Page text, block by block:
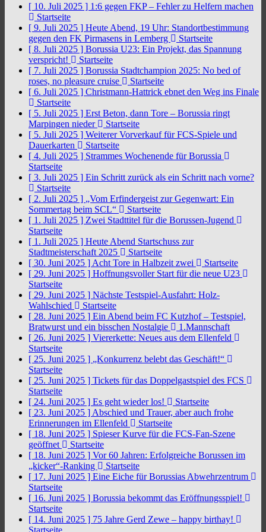
[ 10. Juli 2025 ] 1:6 gegen FKP – Fehler zu Helfern machen
Startseite
[ 9. Juli 2025 ] Heute Abend, 19 Uhr: Standortbestimmung
gegen den FK Pirmasens in Lemberg
Startseite
[ 8. Juli 2025 ] Borussia U23: Ein Projekt, das Spannung
verspricht!
Startseite
[ 7. Juli 2025 ] Borussia Stadtchampion 2025: No bed of
roses, no pleasure cruise
Startseite
[ 6. Juli 2025 ] Christmann-Hattrick ebnet den Weg ins Finale
Startseite
[ 5. Juli 2025 ] Erst Beton, dann Tore – Borussia ringt
Marpingen nieder
Startseite
[ 5. Juli 2025 ] Weiterer Vorverkauf für FCS-Spiele und
Dauerkarten
Startseite
[ 4. Juli 2025 ] Strammes Wochenende für Borussia
Startseite
[ 3. Juli 2025 ] Ein Schritt zurück als ein Schritt nach vorne?
Startseite
[ 2. Juli 2025 ] „Vom Erfindergeist zur Gegenwart: Ein
Sommertag beim SCL“
Startseite
[ 1. Juli 2025 ] Zwei Stadttitel für die Borussen-Jugend
Startseite
[ 1. Juli 2025 ] Heute Abend Startschuss zur
Stadtmeisterschaft 2025
Startseite
[ 30. Juni 2025 ] Acht Tore in Halbzeit zwei
Startseite
[ 29. Juni 2025 ] Hoffnungsvoller Start für die neue U23
Startseite
[ 29. Juni 2025 ] Nächste Testspiel-Ausfahrt: Holz-
Wahlschied
Startseite
[ 28. Juni 2025 ] Ein Abend beim FC Kutzhof – Testspiel,
Bratwurst und ein bisschen Nostalgie
1.Mannschaft
[ 26. Juni 2025 ] Viererkette: Neues aus dem Ellenfeld
Startseite
[ 25. Juni 2025 ] „Konkurrenz belebt das Geschäft!“
Startseite
[ 25. Juni 2025 ] Tickets für das Doppelgastspiel des FCS
Startseite
[ 24. Juni 2025 ] Es geht wieder los!
Startseite
[ 23. Juni 2025 ] Abschied und Trauer, aber auch frohe
Erinnerungen im Ellenfeld
Startseite
[ 18. Juni 2025 ] Spieser Kurve für die FCS-Fan-Szene
geöffnet
Startseite
[ 18. Juni 2025 ] Vor 60 Jahren: Erfolgreiche Borussen im
„kicker“-Ranking
Startseite
[ 17. Juni 2025 ] Eine Eiche für Borussias Abwehrzentrum
Startseite
[ 16. Juni 2025 ] Borussia bekommt das Eröffnungsspiel!
Startseite
[ 14. Juni 2025 ] 75 Jahre Gerd Zewe – happy birthay!
Startseite